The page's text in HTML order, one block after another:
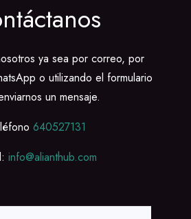
ya sea por correo, por
o utilizando el formulario
un mensaje.
640527131
info@alianthub.com